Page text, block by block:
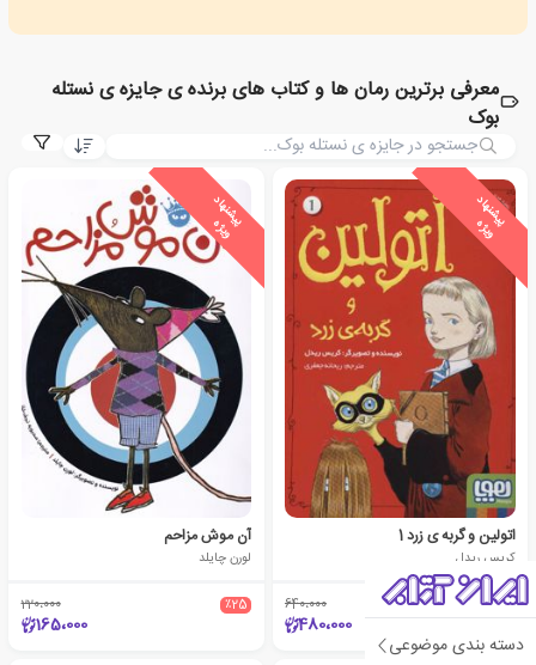
دسته بندی موضوعی
معرفی برترین رمان ها و کتاب های برنده ی جایزه ی نستله
بوک
پ
ی
ش
ن
ه
ا
د
و
ی
ژ
ه
اتولین و گربه ی زرد 1
کریس ریدل
٪25 640،000
480،000
پ
ی
ش
ن
ه
ا
د
و
ی
ژ
ه
آن موش مزاحم
لورن چایلد
٪25 220،000
165،000